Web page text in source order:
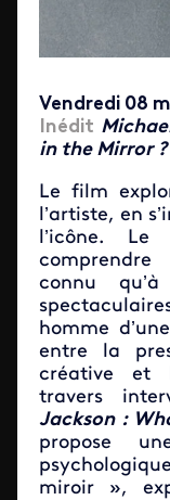
Vendredi 08
Inédit
in the Mirror ?
Le film
l’artiste, en
l’icône. Le
connu
homme
entre la
créative et
travers
Jackson :
propose
miroir »,